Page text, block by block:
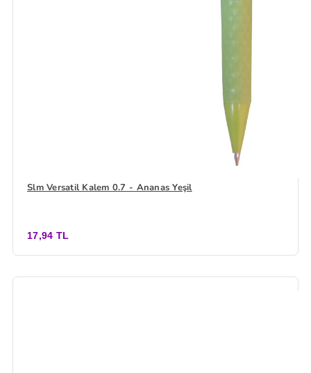
Slm Versatil Kalem 0.7 - Ananas Yeşil
17,94 TL